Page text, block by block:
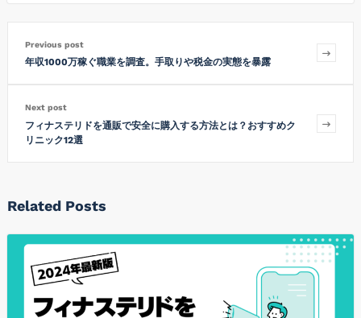
Previous post
年収1000万稼ぐ職業を調査。手取りや税金の実態を暴露
Next post
フィナステリドを通販で安全に購入する方法とは？おすすめク
リニック12選
Related Posts